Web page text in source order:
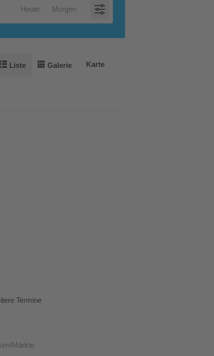
Heute Morgen
Liste Galerie Karte
Termine
Märkte